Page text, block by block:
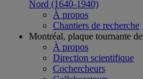
Nord (1640-1940)
À propos
Chantiers de recherche
Montréal, plaque tournante
À propos
Direction scientifique
Cochercheurs